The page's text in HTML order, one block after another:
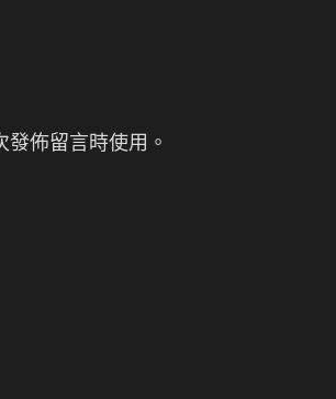
佈留言時使用。